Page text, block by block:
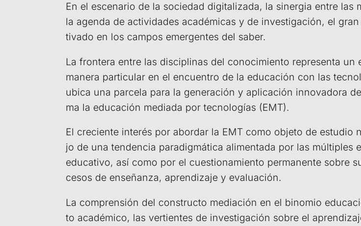
En el esce­na­rio de la socie­dad digi­ta­li­za­da, la siner­gia entre
la agen­da de acti­vi­da­des aca­dé­mi­cas y de inves­ti­ga­ción, el
ti­va­do en los cam­pos emer­gen­tes del saber.
La fron­te­ra entre las dis­ci­pli­nas del cono­ci­mien­to repre­sen­ta
mane­ra par­ti­cu­lar en el encuen­tro de la edu­ca­ción con las
ubi­ca una par­ce­la para la gene­ra­ción y apli­ca­ción inno­va­do­ra
ma la edu­ca­ción media­da por tec­no­lo­gías (EMT).
El cre­cien­te inte­rés por abor­dar la EMT como obje­to de
jo de una ten­den­cia para­dig­má­ti­ca ali­men­ta­da por las múl­ti­ples
edu­ca­ti­vo, así como por el cues­tio­na­mien­to per­ma­nen­te
ce­sos de ense­ñan­za, apren­di­za­je y evaluación.
La com­pren­sión del cons­truc­to media­ción en el bino­mio
to aca­dé­mi­co, las ver­tien­tes de inves­ti­ga­ción sobre el